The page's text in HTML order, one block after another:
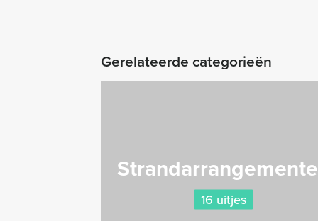
Gerelateerde categorieën
16 uitjes